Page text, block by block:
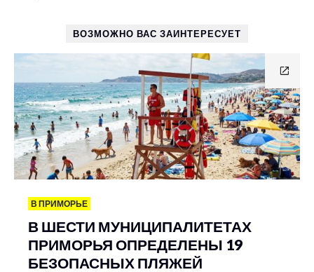
ВОЗМОЖНО ВАС ЗАИНТЕРЕСУЕТ
В ПРИМОРЬЕ
В ШЕСТИ МУНИЦИПАЛИТЕТАХ
ПРИМОРЬЯ ОПРЕДЕЛЕНЫ 19
БЕЗОПАСНЫХ ПЛЯЖЕЙ